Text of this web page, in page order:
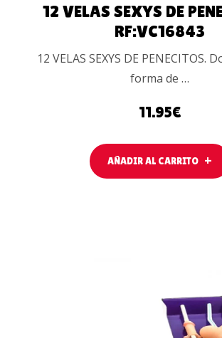
con
de 5
12 VELAS SEXYS DE
RF:VC16843
12 VELAS SEXYS DE PENECITOS.
forma de …
11.95€
AÑADIR AL CARRITO